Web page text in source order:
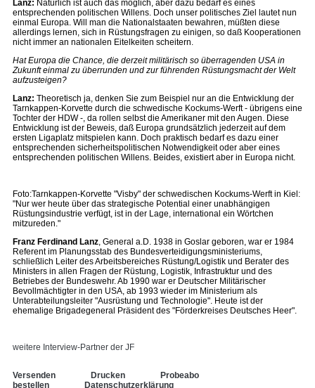
Lanz: Natürlich ist auch das möglich, aber dazu bedarf es eines
entsprechenden politischen Willens. Doch unser politisches Ziel lautet nun
einmal Europa. Will man die Nationalstaaten bewahren, müßten diese
allerdings lernen, sich in Rüstungsfragen zu einigen, so daß Kooperationen
nicht immer an nationalen Eitelkeiten scheitern.
Hat Europa die Chance, die derzeit militärisch so überragenden USA in
Zukunft einmal zu überrunden und zur führenden Rüstungsmacht der Welt
aufzusteigen?
Lanz: Theoretisch ja, denken Sie zum Beispiel nur an die Entwicklung der
Tarnkappen-Korvette durch die schwedische Kockums-Werft - übrigens eine
Tochter der HDW -, da rollen selbst die Amerikaner mit den Augen. Diese
Entwicklung ist der Beweis, daß Europa grundsätzlich jederzeit auf dem
ersten Ligaplatz mitspielen kann. Doch praktisch bedarf es dazu einer
entsprechenden sicherheitspolitischen Notwendigkeit oder aber eines
entsprechenden politischen Willens. Beides, existiert aber in Europa nicht.
Foto:Tarnkappen-Korvette "Visby" der schwedischen Kockums-Werft in Kiel:
"Nur wer heute über das strategische Potential einer unabhängigen
Rüstungsindustrie verfügt, ist in der Lage, international ein Wörtchen
mitzureden."
Franz Ferdinand Lanz, General a.D. 1938 in Goslar geboren, war er 1984
Referent im Planungsstab des Bundesverteidigungsministeriums,
schließlich Leiter des Arbeitsbereiches Rüstung/Logistik und Berater des
Ministers in allen Fragen der Rüstung, Logistik, Infrastruktur und des
Betriebes der Bundeswehr. Ab 1990 war er Deutscher Militärischer
Bevollmächtigter in den USA, ab 1993 wieder im Ministerium als
Unterabteilungsleiter "Ausrüstung und Technologie". Heute ist der
ehemalige Brigadegeneral Präsident des "Förderkreises Deutsches Heer".
weitere Interview-Partner der JF
Versenden Drucken
Probeabo
bestellen
Datenschutzerklärung